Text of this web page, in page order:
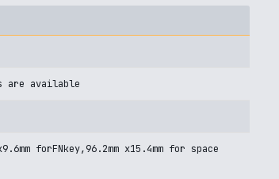
are available
forFNkey,96.2mm x15.4mm for space